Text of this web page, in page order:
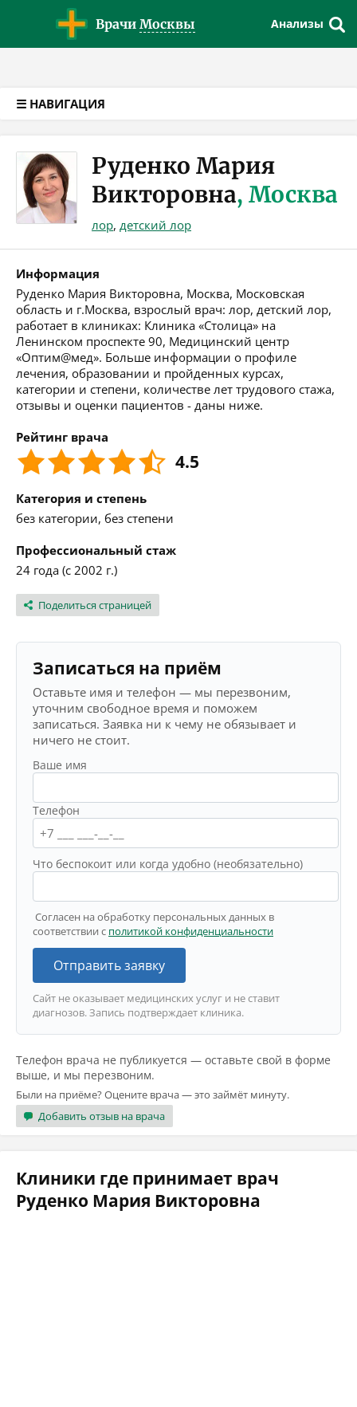
Врачи Москвы Анализы
☰ НАВИГАЦИЯ
Руденко Мария
Викторовна, Москва
лор, детский лор
Информация
Руденко Мария Викторовна, Москва, Московская
область и г.Москва, взрослый врач: лор, детский лор,
работает в клиниках: Клиника «Столица» на
Ленинском проспекте 90, Медицинский центр
«Оптим@мед». Больше информации о профиле
лечения, образовании и пройденных курсах,
категории и степени, количестве лет трудового стажа,
отзывы и оценки пациентов - даны ниже.
Рейтинг врача
4.5
Категория и степень
без категории, без степени
Профессиональный стаж
24 года (с 2002 г.)
Поделиться страницей
Записаться на приём
Оставьте имя и телефон — мы перезвоним,
уточним свободное время и поможем
записаться. Заявка ни к чему не обязывает и
ничего не стоит.
Ваше имя
Телефон
Что беспокоит или когда удобно (необязательно)
Согласен на обработку персональных данных в
соответствии с политикой конфиденциальности
Отправить заявку
Сайт не оказывает медицинских услуг и не ставит
диагнозов. Запись подтверждает клиника.
Телефон врача не публикуется — оставьте свой в форме
выше, и мы перезвоним.
Были на приёме? Оцените врача — это займёт минуту.
Добавить отзыв на врача
Клиники где принимает врач
Руденко Мария Викторовна